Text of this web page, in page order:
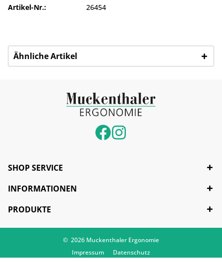
Artikel-Nr.: 26454
Ähnliche Artikel
SHOP SERVICE
INFORMATIONEN
PRODUKTE
© 2026 Muckenthaler Ergonomie
Impressum
Datenschutz